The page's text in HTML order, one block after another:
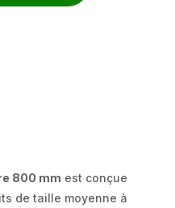
800 mm est conçue
de taille moyenne à